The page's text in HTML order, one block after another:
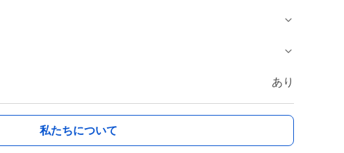
あり
私たちについて